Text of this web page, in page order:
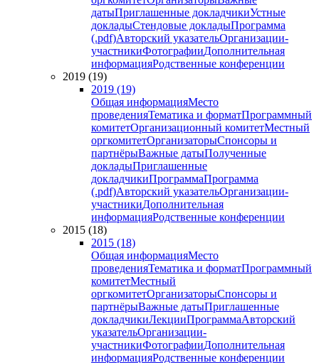
датыПриглашенные докладчикиУстные
докладыСтендовые докладыПрограмма
(.pdf)Авторский указательОрганизации-
участникиФотографииДополнительная
информацияРодственные конференции
2019 (19)
2019 (19)
Общая информацияМесто
проведенияТематика и форматПрограммный
комитетОрганизационный комитетМестный
оргкомитетОрганизаторыСпонсоры и
партнёрыВажные датыПолученные
докладыПриглашенные
докладчикиПрограммаПрограмма
(.pdf)Авторский указательОрганизации-
участникиДополнительная
информацияРодственные конференции
2015 (18)
2015 (18)
Общая информацияМесто
проведенияТематика и форматПрограммный
комитетМестный
оргкомитетОрганизаторыСпонсоры и
партнёрыВажные датыПриглашенные
докладчикиЛекцииПрограммаАвторский
указательОрганизации-
участникиФотографииДополнительная
информацияРодственные конференции